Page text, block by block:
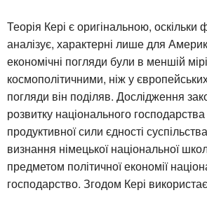
Теорія Кері є оригінальною, оскільки
аналізує, характерні лише для
економічні погляди були в меншій мірі
космополітичними, ніж у
погляди він поділяв. Дослідження
розвитку національного
продуктивної сили єдності
визнання німецької національної
предметом політичної економії
господарство. Згодом Кері використає